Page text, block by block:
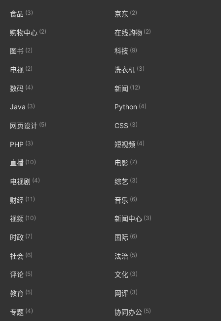
食品 (3) 京东 (2)
购物中心 (2) 在线购物(2)
图书 (2) 科技 (9)
电视 (2) 洗衣机 (3)
数码 (4) 新闻 (12)
Java (3) Python (4)
网页设计 (5) CSS (3)
PHP (3) 短视频(4)
直播 (10) 电影 (7)
电视剧 (4) 综艺 (3)
财经 (11) 音乐 (6)
视频 (10) 新闻中心 (3)
时政 (7) 国际(6)
社会 (6) 法治 (5)
评论 (5) 文化 (3)
教育 (5) 网评(3)
专题 (4) 协同办公(5)